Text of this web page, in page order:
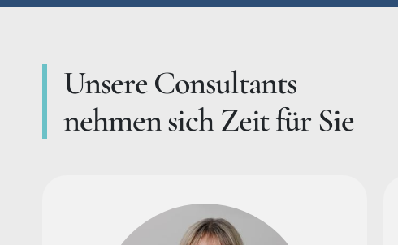
Unsere Consultants
nehmen sich Zeit für Sie